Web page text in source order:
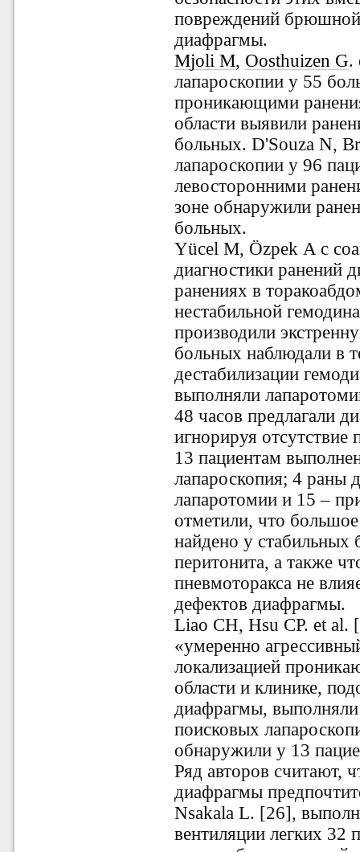
повреждений
диафрагмы.
Mjoli M, Oosthuizen G.
лапароскопии у 55
проникающими
области выявили р
больных. D'Souza N,
лапароскопии у 96
левосторонними
зоне обнаружили
больных.
Yücel M, Özpek A с
диагностики ранений
ранениях в
нестабильной
производили
больных наблюдали в
дестабилизации
выполняли
48 часов предлагали
игнорируя
13 пациентам
лапароскопия; 4 раны
лапаротомии и 15 –
отметили, что
найдено у стабильных
перитонита, а также
пневмоторакса не
дефектов диафрагмы.
Liao CH, Hsu CP. et al.
«умеренно
локализацией
области и клинике,
диафрагмы,
поисковых
обнаружили у 13
Ряд авторов считают,
диафрагмы
Nsakala L. [26],
вентиляции легких 32